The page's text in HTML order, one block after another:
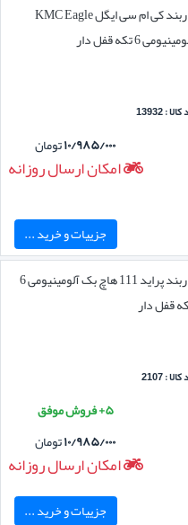
باربند کی ام سی ایگل KMC Eagle
6 تکه قفل دار
: 13932
۱۰/۹۸۵/۰۰۰تومان
امکان ارسال روزانه
جزییات و خرید ...
باربند پراید 111 هاچ بک آلومینیومی 6
قفل دار
: 2107
۵+ فروش موفق
۱۰/۹۸۵/۰۰۰تومان
امکان ارسال روزانه
جزییات و خرید ...